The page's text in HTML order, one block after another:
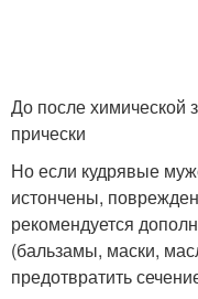
До после химической
прически
Но если кудрявые
истончены,
рекомендуется
(бальзамы, маски,
предотвратить